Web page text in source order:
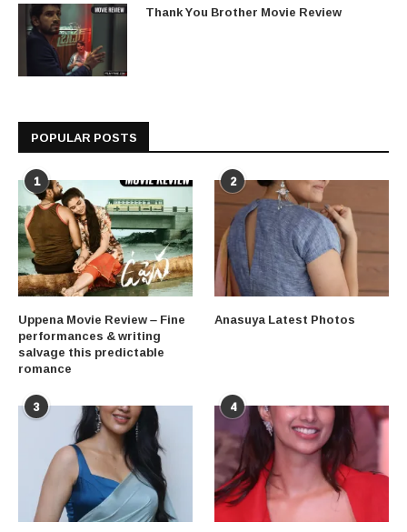
Thank You Brother Movie Review
POPULAR POSTS
1
Uppena Movie Review – Fine
performances & writing
salvage this predictable
romance
2
Anasuya Latest Photos
3 4